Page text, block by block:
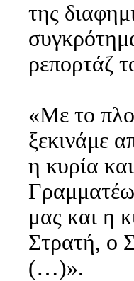
της
ρεπορτάζ
«Με το
ξεκινάμε
η κυρία
μας και η
Στρατή, ο
(…)».